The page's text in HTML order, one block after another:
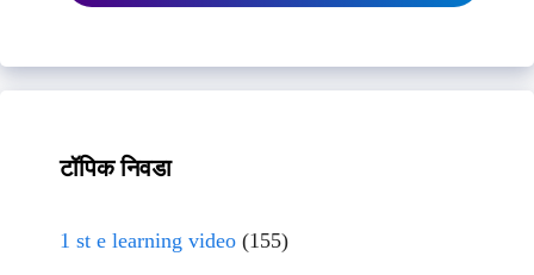
टॉपिक निवडा
1 st e learning video (155)